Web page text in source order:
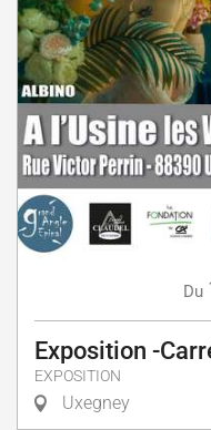
Du
Exposition -
EXPOSITION
Uxegney